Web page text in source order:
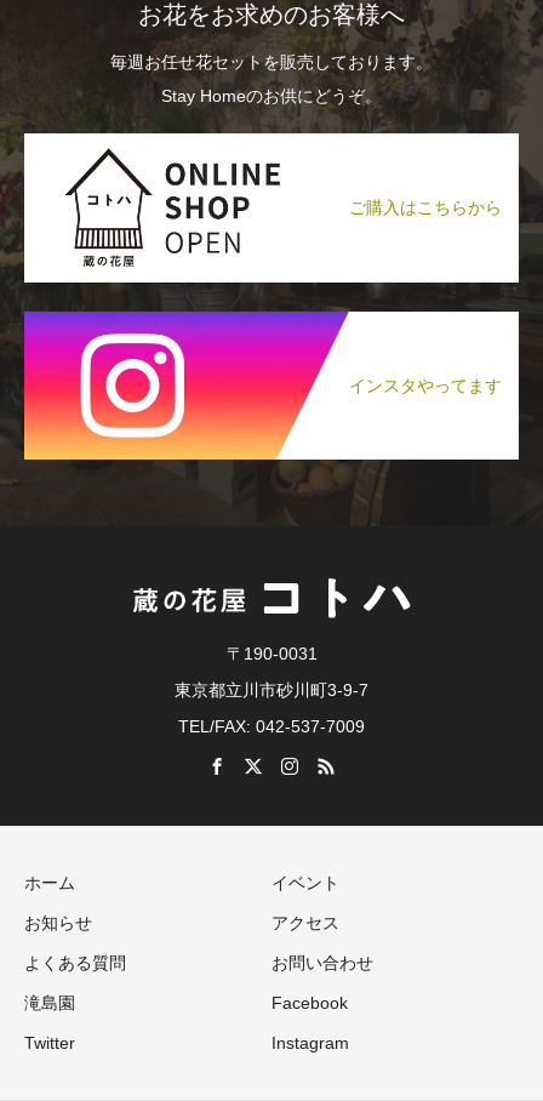
お花をお求めのお客様へ
毎週お任せ花セットを販売しております。
Stay Homeのお供にどうぞ。
ご購入はこちらから
インスタやってます
〒190-0031
東京都立川市砂川町3-9-7
TEL/FAX: 042-537-7009
ホーム イベント
お知らせ アクセス
よくある質問 お問い合わせ
滝島園 Facebook
Twitter Instagram